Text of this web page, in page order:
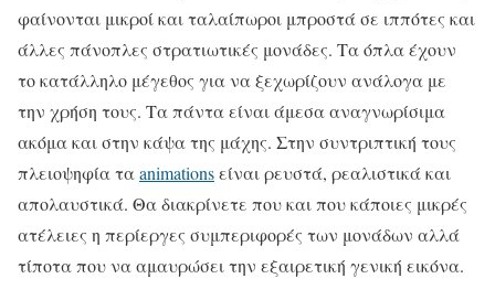
φαίνονται μικροί και ταλαίπωροι μπροστά σε ιππότες και
άλλες πάνοπλες στρατιωτικές μονάδες. Τα όπλα έχουν
το κατάλληλο μέγεθος για να ξεχωρίζουν ανάλογα με
την χρήση τους. Τα πάντα είναι άμεσα αναγνωρίσιμα
ακόμα και στην κάψα της μάχης. Στην συντριπτική τους
πλειοψηφία ταanimationsείναι ρευστά, ρεαλιστικά και
απολαυστικά. Θα διακρίνετε που και που κάποιες μικρές
ατέλειες η περίεργες συμπεριφορές των μονάδων αλλά
τίποτα που να αμαυρώσει την εξαιρετική γενική εικόνα.